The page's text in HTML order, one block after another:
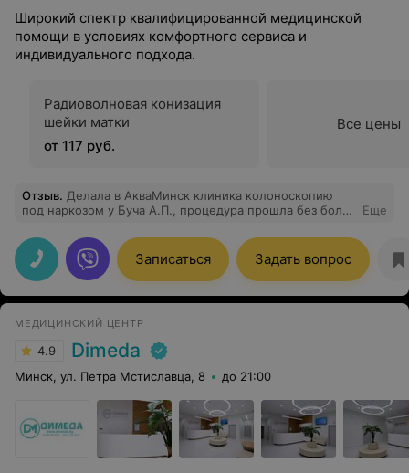
Широкий спектр квалифицированной медицинской
помощи в условиях комфортного сервиса и
индивидуального подхода.
Радиоволновая конизация
шейки матки
от 117 руб.
Все цены
Отзыв. Делала в АкваМинск клиника колоноскопию
под наркозом у Буча А.П., процедура прошла без боли
ад, на это больше не пойду. Также делала у этого
врача фгдс без наркоза, это было самое переносимое
из трех, которое я делала за всю жизнь. Так что смело
рекомендую врача!
Еще
Записаться Задать вопрос
МЕДИЦИНСКИЙ ЦЕНТР
4.9 Dimeda
Минск, ул. Петра Мстиславца, 8 до 21:00